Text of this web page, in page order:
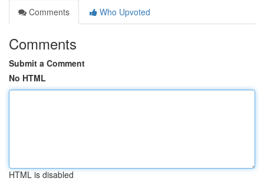
Comments
Who Upvoted
Comments
Submit a Comment
No HTML
HTML is disabled